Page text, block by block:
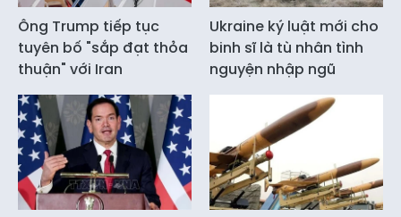
Ông Trump tiếp tục
tuyên bố "sắp đạt thỏa
thuận" với Iran
Ukraine ký luật mới cho
binh sĩ là tù nhân tình
nguyện nhập ngũ